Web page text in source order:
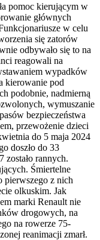
pomoc kierującym w
głównych
w celu
się zatorów
odbywało się to na
reagowali na
wypadków
kierowanie pod
podobnie, nadmierną
wymuszanie
bezpieczeństwa
przewożenie dzieci
do 5 maja 2024
doszło do 33
zostało rannych.
Śmiertelne
pierwszego z nich
olkuskim. Jak
marki Renault nie
drogowych, na
na rowerze 75-
reanimacji zmarł.